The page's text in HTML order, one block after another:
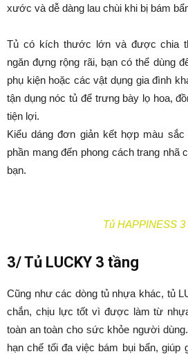
xước và dễ dàng lau chùi khi bị bám
Tủ có kích thước lớn và được chia
ngăn đựng rộng rãi, bạn có thể dùng
phụ kiện hoặc các vật dụng gia đình
tận dụng nóc tủ để trưng bày lọ hoa,
tiện lợi.
Kiểu dáng đơn giản kết hợp màu
phần mang đến phong cách trang nhã
bạn.
Tủ HAPPINESS 3
3/ Tủ LUCKY 3 tầng
Cũng như các dòng tủ nhựa khác, tủ
chắn, chịu lực tốt vì được làm từ
toàn an toàn cho sức khỏe người
hạn chế tối đa việc bám bụi bẩn, giúp